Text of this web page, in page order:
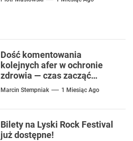
Dość komentowania
kolejnych afer w ochronie
zdrowia — czas zacząć
mówić o rozwiązaniach
Marcin Stempniak 1 Miesiąc Ago
Bilety na Lyski Rock Festival
już dostępne!